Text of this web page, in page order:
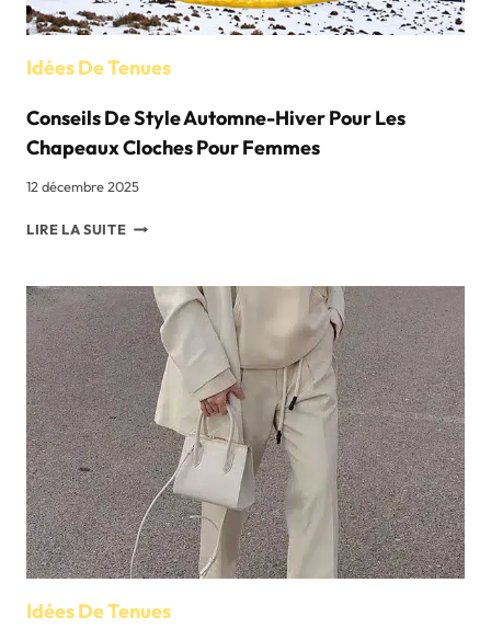
Idées De Tenues
Conseils De Style Automne-Hiver Pour Les
Chapeaux Cloches Pour Femmes
12 décembre 2025
LIRE LA SUITECONSEILS
AUTOMNE-
HIVER
POUR
LES
CHAPEAUX
CLOCHES
POUR
FEMMES
Idées De Tenues